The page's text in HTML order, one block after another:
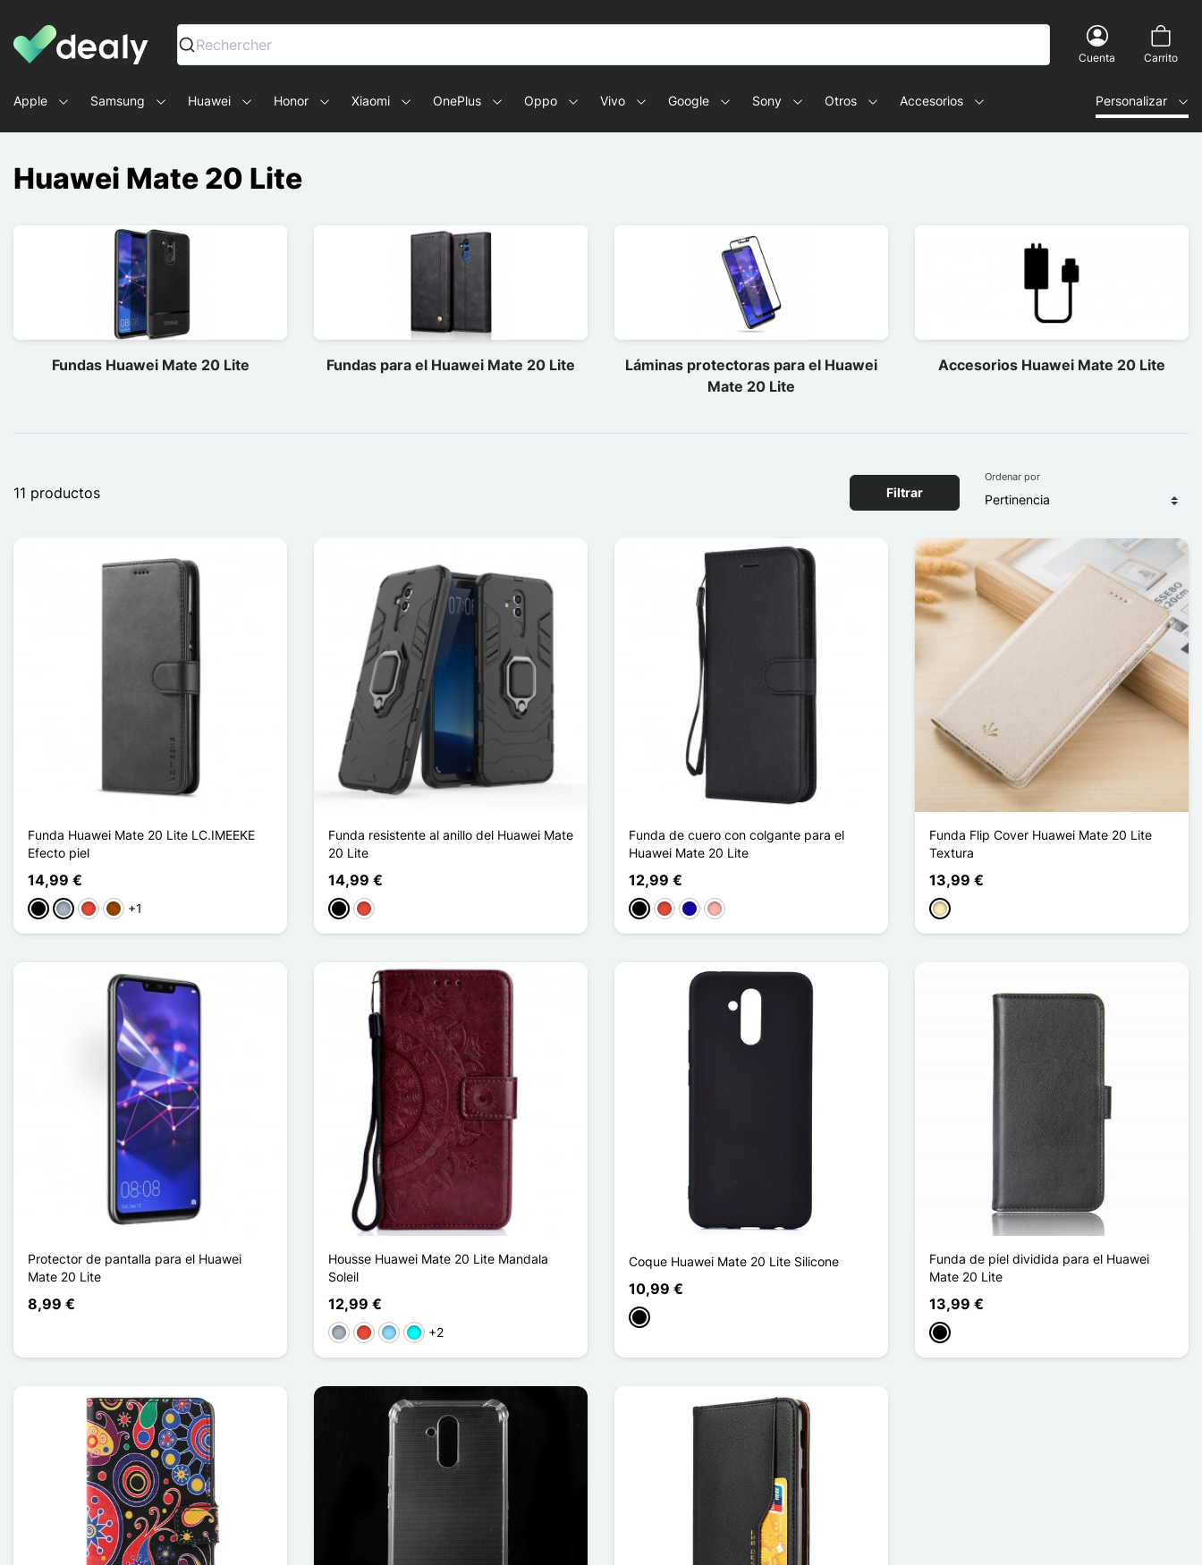
Dealy - Fundas y accesorios para smartphones y tablets
Rechercher
Cuenta Carrito
Apple Samsung Huawei Honor Xiaomi OnePlus Oppo Vivo Google Sony Otros Accesorios Personalizar
Huawei Mate 20 Lite
Fundas Huawei Mate 20 Lite Fundas para el Huawei Mate 20 Lite
Láminas protectoras para el Huawei
Mate 20 Lite
Accesorios Huawei Mate 20 Lite
11 productos Filtrar
Ordenar por
Funda Huawei Mate 20 Lite LC.IMEEKE
Efecto piel
14,99 €
Negro
Gris RojoMarrón
+1
Funda resistente al anillo del Huawei Mate
20 Lite
14,99 €
NegroRojo
Funda de cuero con colgante para el
Huawei Mate 20 Lite
12,99 €
NegroRojoAzul oscuro
Oro rosa
Funda Flip Cover Huawei Mate 20 Lite
Textura
13,99 €
Oro
Protector de pantalla para el Huawei
Mate 20 Lite
8,99 €
Housse Huawei Mate 20 Lite Mandala
Soleil
12,99 €
Gris RojoAzul claro
Cian+2
Coque Huawei Mate 20 Lite Silicone
10,99 €
Negro
Funda de piel dividida para el Huawei
Mate 20 Lite
13,99 €
Negro